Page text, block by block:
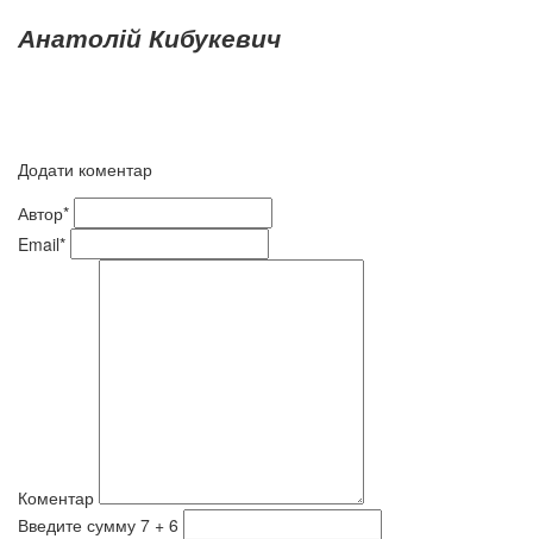
Анатолій Кибукевич
Додати коментар
Автор*
Email*
Коментар
Введите сумму 7 + 6